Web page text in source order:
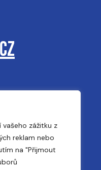
zážitku z
reklam nebo
na "Přijmout